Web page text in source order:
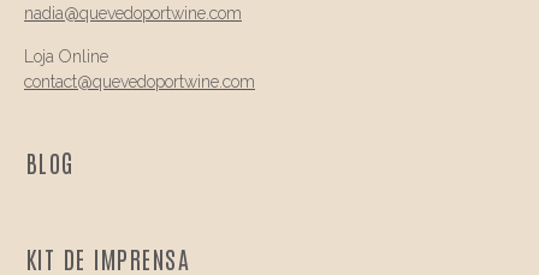
nadia@quevedoportwine.com
Loja Online
contact@quevedoportwine.com
BLOG
KIT DE IMPRENSA